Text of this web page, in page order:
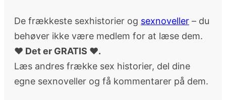
De frækkeste sexhistorier og sexnoveller – du
behøver ikke være medlem for at læse dem.
♥ Det er GRATIS ♥.
Læs andres frække sex historier, del dine
egne sexnoveller og få kommentarer på dem.